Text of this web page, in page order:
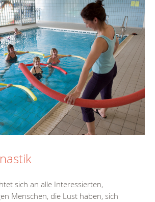
sich an alle Interessierten,
Menschen, die Lust haben, sich